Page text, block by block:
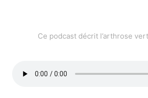
Ce podcast décrit l’arthrose